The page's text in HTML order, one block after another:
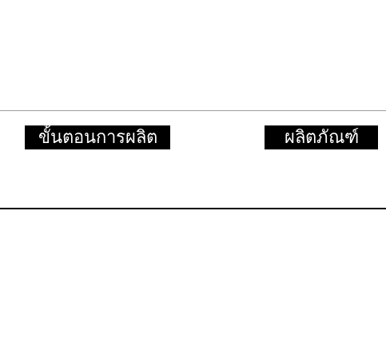
ขั้นตอนการผลิต ผลิตภัณฑ์